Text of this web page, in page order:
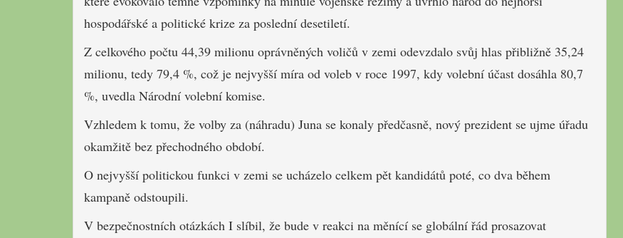
hospodářské a politické krize za poslední desetiletí.
Z celkového počtu 44,39 milionu oprávněných voličů v zemi odevzdalo svůj hlas přibližně 35,24
milionu, tedy 79,4 %, což je nejvyšší míra od voleb v roce 1997, kdy volební účast dosáhla 80,7
%, uvedla Národní volební komise.
Vzhledem k tomu, že volby za (náhradu) Juna se konaly předčasně, nový prezident se ujme úřadu
okamžitě bez přechodného období.
O nejvyšší politickou funkci v zemi se ucházelo celkem pět kandidátů poté, co dva během
kampaně odstoupili.
V bezpečnostních otázkách I slíbil, že bude v reakci na měnící se globální řád prosazovat